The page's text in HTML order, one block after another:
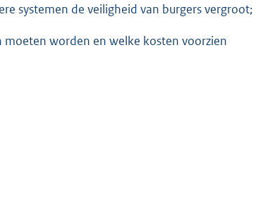
systemen de veiligheid van burgers vergroot;
worden en welke kosten voorzien